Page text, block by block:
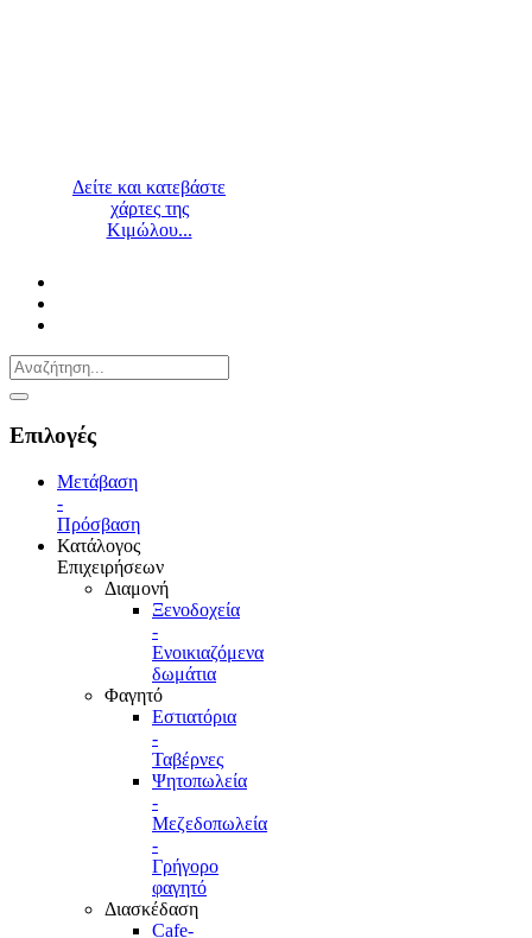
Δείτε και κατεβάστε
χάρτες της
Κιμώλου...
Επιλογές
Μετάβαση
-
Πρόσβαση
Κατάλογος
Επιχειρήσεων
Διαμονή
Ξενοδοχεία
-
Ενοικιαζόμενα
δωμάτια
Φαγητό
Εστιατόρια
-
Ταβέρνες
Ψητοπωλεία
-
Μεζεδοπωλεία
-
Γρήγορο
φαγητό
Διασκέδαση
Cafe-